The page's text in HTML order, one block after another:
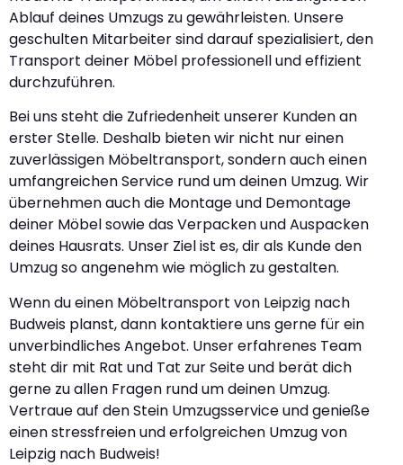
Ablauf deines Umzugs zu gewährleisten. Unsere
geschulten Mitarbeiter sind darauf spezialisiert, den
Transport deiner Möbel professionell und effizient
durchzuführen.
Bei uns steht die Zufriedenheit unserer Kunden an
erster Stelle. Deshalb bieten wir nicht nur einen
zuverlässigen Möbeltransport, sondern auch einen
umfangreichen Service rund um deinen Umzug. Wir
übernehmen auch die Montage und Demontage
deiner Möbel sowie das Verpacken und Auspacken
deines Hausrats. Unser Ziel ist es, dir als Kunde den
Umzug so angenehm wie möglich zu gestalten.
Wenn du einen Möbeltransport von Leipzig nach
Budweis planst, dann kontaktiere uns gerne für ein
unverbindliches Angebot. Unser erfahrenes Team
steht dir mit Rat und Tat zur Seite und berät dich
gerne zu allen Fragen rund um deinen Umzug.
Vertraue auf den Stein Umzugsservice und genieße
einen stressfreien und erfolgreichen Umzug von
Leipzig nach Budweis!